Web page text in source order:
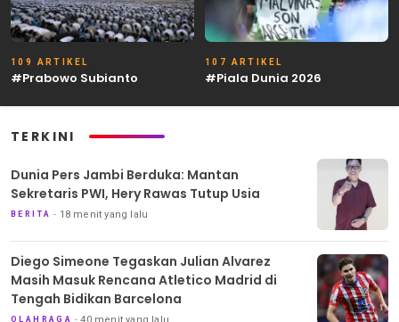
109 ARTIKEL
#Prabowo Subianto
107 ARTIKEL
#Piala Dunia 2026
TERKINI
Dunia Pers Jambi Berduka: Mantan
Sekretaris PWI, Hery Rawas Tutup Usia
BERITA 18 menit yang lalu
Diego Simeone Tegaskan Julian Alvarez
Masih Masuk Rencana Atletico Madrid di
Tengah Bidikan Barcelona
OLAHRAGA 40 menit yang lalu